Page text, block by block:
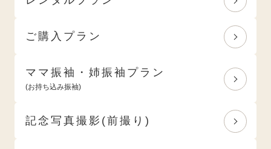
ご購入プラン
ママ振袖・姉振袖プラン
(お持ち込み振袖)
記念写真撮影(前撮り)